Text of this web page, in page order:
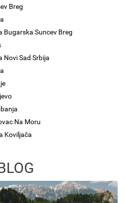
Breg
Bugarska Suncev Breg
Novi Sad Srbija
Na Moru
Koviljača